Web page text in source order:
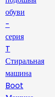
обуви
-
серия
T
Стиральная
машина
Boot